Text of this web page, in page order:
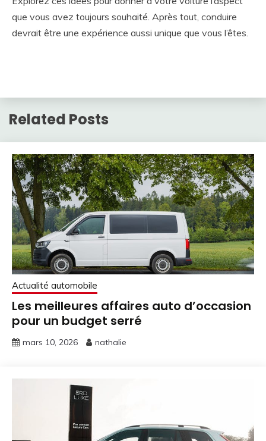
que vous avez toujours souhaité. Après tout, conduire
devrait être une expérience aussi unique que vous l’êtes.
Related Posts
Actualité automobile
Les meilleures affaires auto d’occasion
pour un budget serré
mars 10, 2026 nathalie